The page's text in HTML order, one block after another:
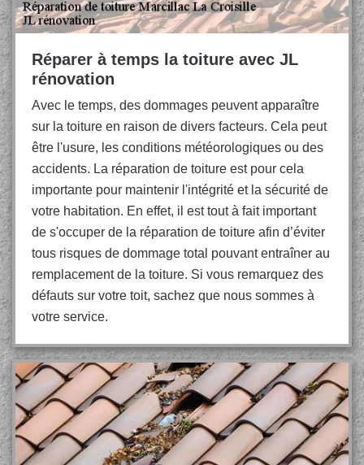
Réparer à temps la toiture avec JL
rénovation
Avec le temps, des dommages peuvent apparaître
sur la toiture en raison de divers facteurs. Cela peut
être l'usure, les conditions météorologiques ou des
accidents. La réparation de toiture est pour cela
importante pour maintenir l'intégrité et la sécurité de
votre habitation. En effet, il est tout à fait important
de s'occuper de la réparation de toiture afin d’éviter
tous risques de dommage total pouvant entraîner au
remplacement de la toiture. Si vous remarquez des
défauts sur votre toit, sachez que nous sommes à
votre service.